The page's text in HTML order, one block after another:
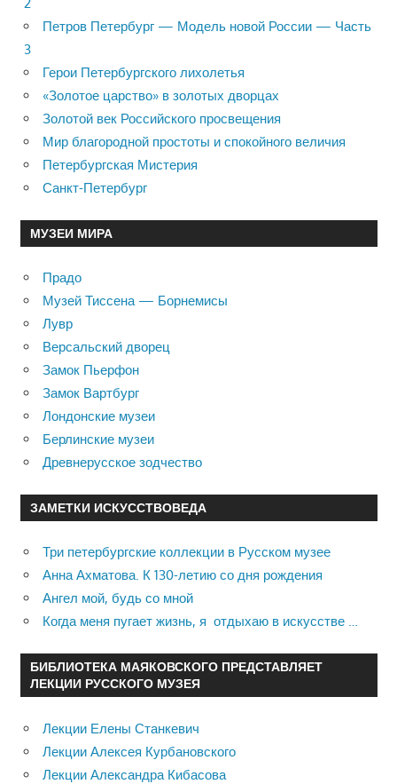
Петров Петербург — Модель новой России — Часть
3
Герои Петербургского лихолетья
«Золотое царство» в золотых дворцах
Золотой век Российского просвещения
Мир благородной простоты и спокойного величия
Петербургская Мистерия
Санкт-Петербург
МУЗЕИ МИРА
Прадо
Музей Тиссена — Борнемисы
Лувр
Версальский дворец
Замок Пьерфон
Замок Вартбург
Лондонские музеи
Берлинские музеи
Древнерусское зодчество
ЗАМЕТКИ ИСКУССТВОВЕДА
Три петербургские коллекции в Русском музее
Анна Ахматова. К 130-летию со дня рождения
Ангел мой, будь со мной
Когда меня пугает жизнь, я отдыхаю в искусстве …
БИБЛИОТЕКА МАЯКОВСКОГО ПРЕДСТАВЛЯЕТ
ЛЕКЦИИ РУССКОГО МУЗЕЯ
Лекции Елены Станкевич
Лекции Алексея Курбановского
Лекции Александра Кибасова